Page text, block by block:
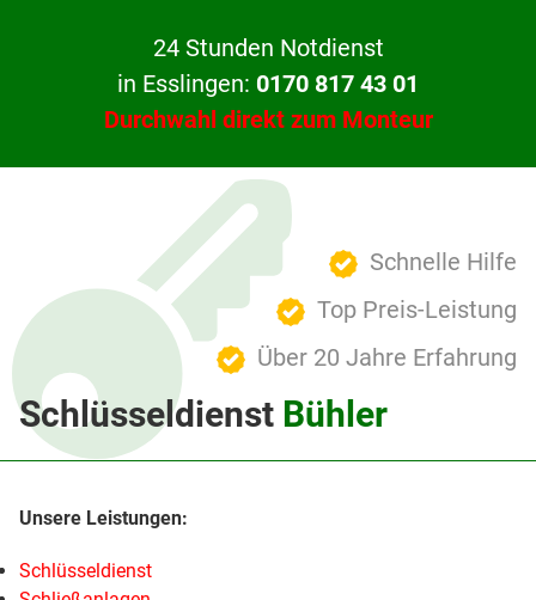
24 Stunden Notdienst
in Esslingen: 0170 817 43 01
Durchwahl direkt zum Monteur
Schnelle Hilfe
Top Preis-Leistung
Über 20 Jahre Erfahrung
Schlüsseldienst Bühler
Schlüsseldienst